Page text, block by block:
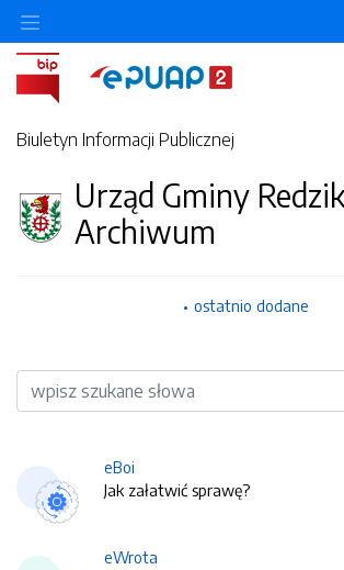
Biuletyn Informacji Publicznej
Urząd Gminy
Archiwum
ostatnio dodane
Wyszukiwarka
eBoi
Jak załatwić sprawę?
eWrota